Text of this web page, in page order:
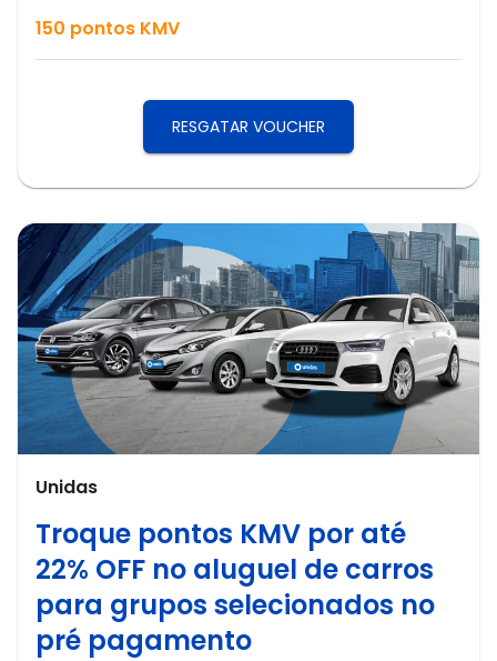
150 pontos KMV
RESGATAR VOUCHER
Unidas
Troque pontos KMV por até
22% OFF no aluguel de carros
para grupos selecionados no
pré pagamento